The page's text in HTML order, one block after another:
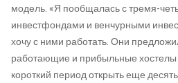
модель. «Я пообщалась с тремя-
инвестфондами и венчурными
хочу с ними работать. Они
работающие и прибыльные хостелы
короткий период открыть еще